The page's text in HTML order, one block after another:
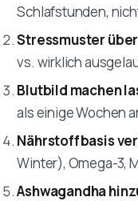
Schlafstunden,
Stressmuster
vs. wirklich
Blutbild machen
als einige Wochen
Nährstoffbasis
Winter), Omega-3,
Ashwagandha